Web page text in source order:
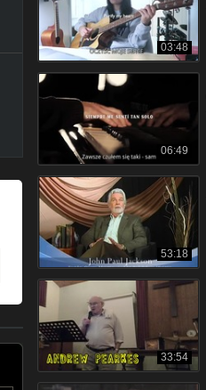
03:48
06:49
53:18
33:54